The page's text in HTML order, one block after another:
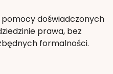
doświadczonych
prawa, bez
formalności.